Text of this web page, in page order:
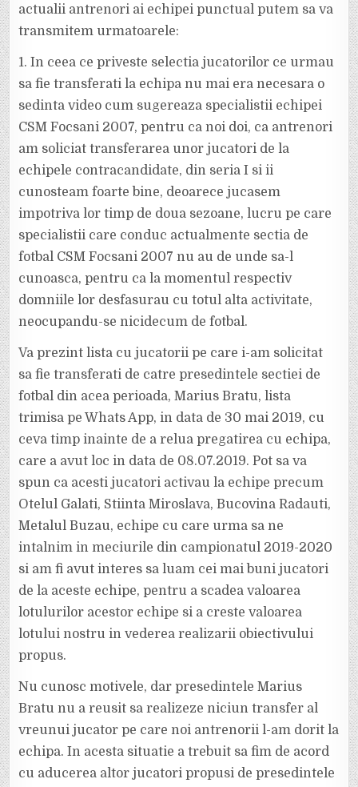
actualii antrenori ai echipei punctual putem sa va
transmitem urmatoarele:
1. In ceea ce priveste selectia jucatorilor ce urmau
sa fie transferati la echipa nu mai era necesara o
sedinta video cum sugereaza specialistii echipei
CSM Focsani 2007, pentru ca noi doi, ca antrenori
am soliciat transferarea unor jucatori de la
echipele contracandidate, din seria I si ii
cunosteam foarte bine, deoarece jucasem
impotriva lor timp de doua sezoane, lucru pe care
specialistii care conduc actualmente sectia de
fotbal CSM Focsani 2007 nu au de unde sa-l
cunoasca, pentru ca la momentul respectiv
domniile lor desfasurau cu totul alta activitate,
neocupandu-se nicidecum de fotbal.
Va prezint lista cu jucatorii pe care i-am solicitat
sa fie transferati de catre presedintele sectiei de
fotbal din acea perioada, Marius Bratu, lista
trimisa pe Whats App, in data de 30 mai 2019, cu
ceva timp inainte de a relua pregatirea cu echipa,
care a avut loc in data de 08.07.2019. Pot sa va
spun ca acesti jucatori activau la echipe precum
Otelul Galati, Stiinta Miroslava, Bucovina Radauti,
Metalul Buzau, echipe cu care urma sa ne
intalnim in meciurile din campionatul 2019-2020
si am fi avut interes sa luam cei mai buni jucatori
de la aceste echipe, pentru a scadea valoarea
lotulurilor acestor echipe si a creste valoarea
lotului nostru in vederea realizarii obiectivului
propus.
Nu cunosc motivele, dar presedintele Marius
Bratu nu a reusit sa realizeze niciun transfer al
vreunui jucator pe care noi antrenorii l-am dorit la
echipa. In acesta situatie a trebuit sa fim de acord
cu aducerea altor jucatori propusi de presedintele